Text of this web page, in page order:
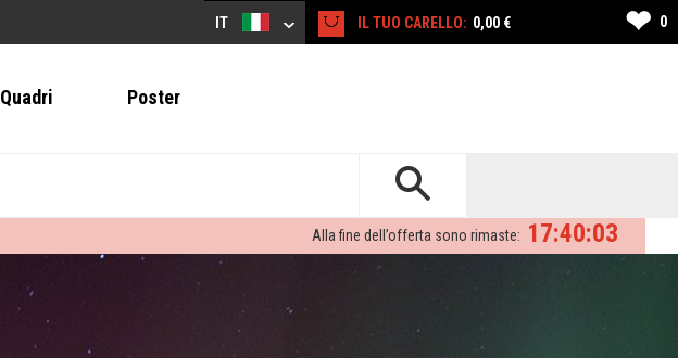
IT IL TUO CARELLO: 0,00 € ❤ 0
Quadri Poster
17:40:02
Alla fine dell’offerta sono rimaste: